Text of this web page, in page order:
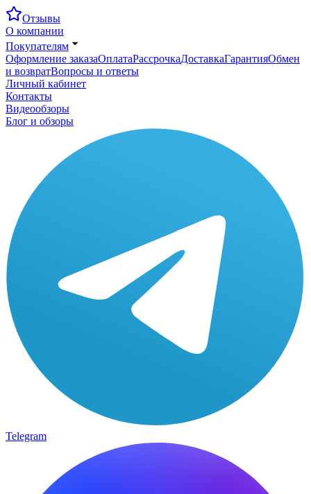
Отзывы
О компании
Покупателям
Оформление заказаОплатаРассрочкаДоставкаГарантияОбмен
и возвратВопросы и ответы
Личный кабинет
Контакты
Видеообзоры
Блог и обзоры
Telegram